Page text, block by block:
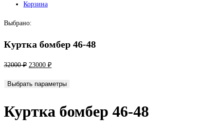
Корзина
Выбрано:
Куртка бомбер 46-48
32000₽ Первоначальная
составляла
23000 ₽Текущая
23000 ₽.
Выбрать параметры
Куртка бомбер 46-48